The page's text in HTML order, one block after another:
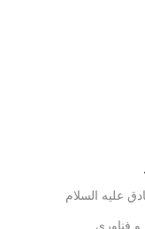
علیه السلام
فناوری